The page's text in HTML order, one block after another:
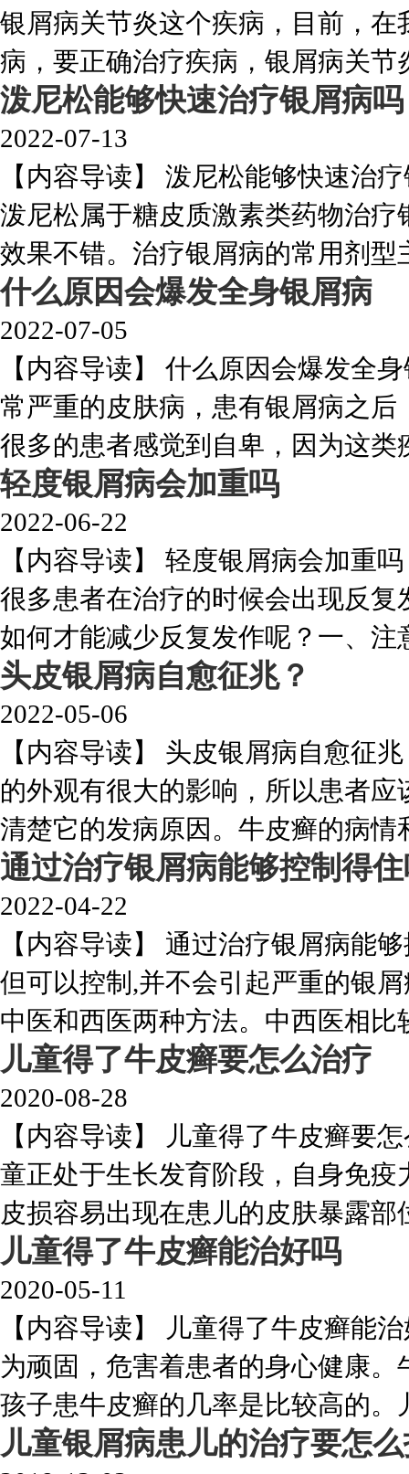
银屑病关节炎这个疾病，目前，
病，要正确治疗疾病，银屑病关
泼尼松能够快速治疗银屑病吗
2022-07-13
【内容导读】 泼尼松能够快速治
泼尼松属于糖皮质激素类药物治
效果不错。治疗银屑病的常用剂
什么原因会爆发全身银屑病
2022-07-05
【内容导读】 什么原因会爆发全
常严重的皮肤病，患有银屑病之
很多的患者感觉到自卑，因为这
轻度银屑病会加重吗
2022-06-22
【内容导读】 轻度银屑病会加重
很多患者在治疗的时候会出现反
如何才能减少反复发作呢？一、
头皮银屑病自愈征兆？
2022-05-06
【内容导读】 头皮银屑病自愈征
的外观有很大的影响，所以患者
清楚它的发病原因。牛皮癣的病
通过治疗银屑病能够控制得
2022-04-22
【内容导读】 通过治疗银屑病能
但可以控制,并不会引起严重的银
中医和西医两种方法。中西医相
儿童得了牛皮癣要怎么治疗
2020-08-28
【内容导读】 儿童得了牛皮癣要
童正处于生长发育阶段，自身免
皮损容易出现在患儿的皮肤暴露部
儿童得了牛皮癣能治好吗
2020-05-11
【内容导读】 儿童得了牛皮癣能
为顽固，危害着患者的身心健康
孩子患牛皮癣的几率是比较高的。
儿童银屑病患儿的治疗要怎